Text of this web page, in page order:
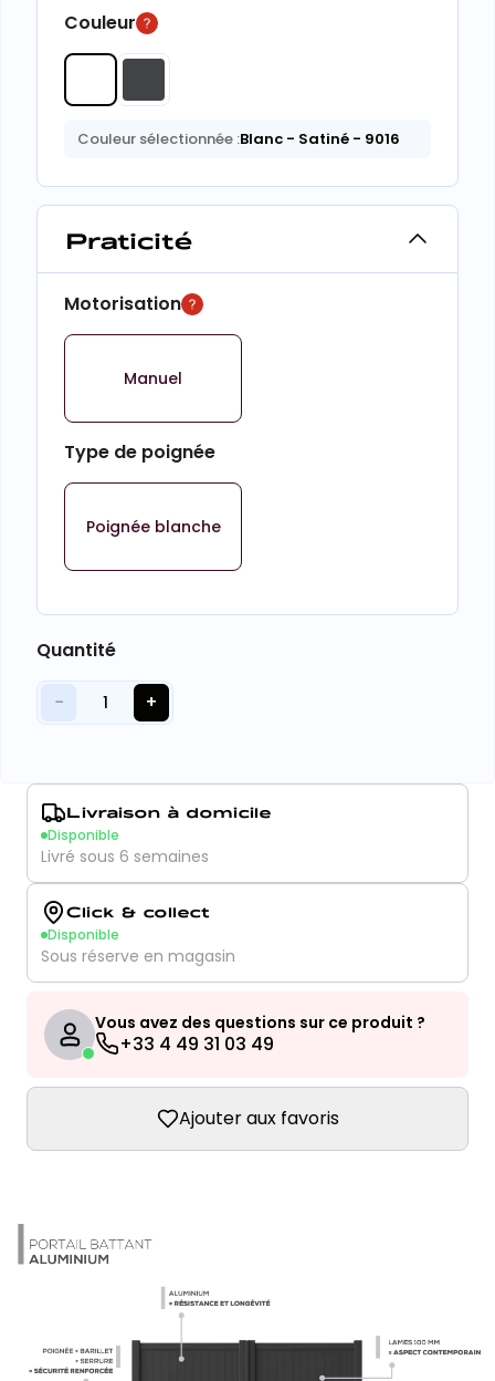
Couleur
Couleur sélectionnée :Blanc - Satiné - 9016
Praticité
Motorisation
Manuel
Type de poignée
Poignée blanche
Quantité
− 1 +
Livraison à domicile
Disponible
Livré sous 6 semaines
Click & collect
Disponible
Sous réserve en magasin
Vous avez des questions sur ce produit ?
+33 4 49 31 03 49
Ajouter aux favoris